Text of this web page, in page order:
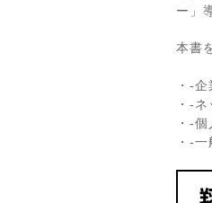
ー」
本書
・-
・-
・-
・-